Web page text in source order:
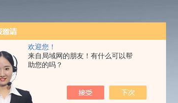
欢迎您！
来自局域网的朋友！有什么可以帮
助您的吗？